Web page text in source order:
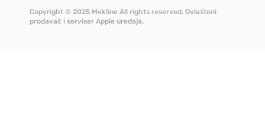
Copyright © 2025 Mekline All rights reserved. Ovlašteni
prodavač i serviser Apple uređaja.